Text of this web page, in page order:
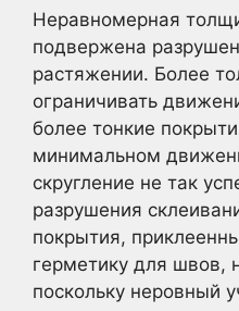
Неравномерная
подвержена
растяжении. Более
ограничивать
более тонкие
минимальном
скругление не так
разрушения
покрытия,
герметику для швов,
поскольку неровный